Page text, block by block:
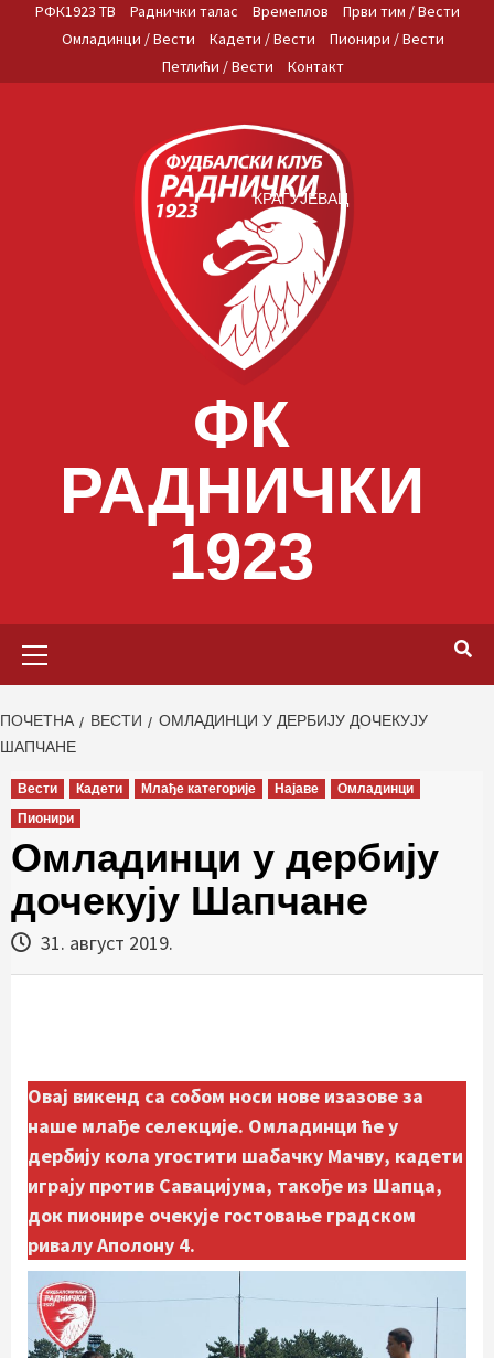
РФК1923 ТВ Раднички талас Времеплов
Први тим / Вести
Омладинци / Вести
Кадети / Вести
Пионири / Вести
Петлићи / Вести
Контакт
ФК
РАДНИЧКИ
1923
КРАГУЈЕВАЦ
ПОЧЕТНА ВЕСТИ
ОМЛАДИНЦИ У ДЕРБИЈУ ДОЧЕКУЈУ
ШАПЧАНЕ
Вести Кадети Млађе категорије Најаве
Омладинци
Пионири
Омладинци у дербију
дочекују Шапчане
31. август 2019.
Овај викенд са собом носи нове изазове за
наше млађе селекције. Омладинци ће у
дербију кола угостити шабачку Мачву, кадети
играју против Савацијума, такође из Шапца,
док пионире очекује гостовање градском
ривалу Аполону 4.